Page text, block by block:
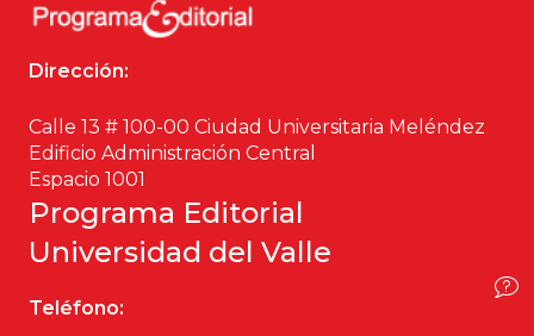
Construcción de paz
Derecho
Desarrollo
Diseño
Economía
Educación
Dirección:
Calle 13 # 100-00 Ciudad Universitaria Meléndez
Edificio Administración Central
Espacio 1001
Programa Editorial
Universidad del Valle
Teléfono: